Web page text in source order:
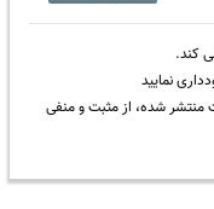
کند.
نمایید
منتشر شده، از مثبت و منفی